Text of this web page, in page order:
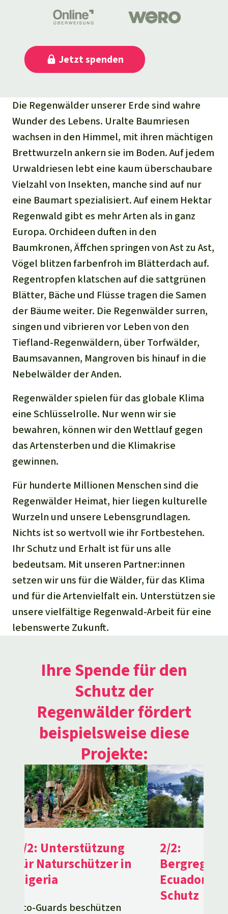
Jetztspenden
Die Regenwälder unserer Erde sind wahre
Wunder des Lebens. Uralte Baumriesen
wachsen in den Himmel, mit ihren mächtigen
Brettwurzeln ankern sie im Boden. Auf jedem
Urwaldriesen lebt eine kaum überschaubare
Vielzahl von Insekten, manche sind auf nur
eine Baumart spezialisiert. Auf einem Hektar
Regenwald gibt es mehr Arten als in ganz
Europa. Orchideen duften in den
Baumkronen, Äffchen springen von Ast zu Ast,
Vögel blitzen farbenfroh im Blätterdach auf.
Regentropfen klatschen auf die sattgrünen
Blätter, Bäche und Flüsse tragen die Samen
der Bäume weiter. Die Regenwälder surren,
singen und vibrieren vor Leben von den
Tiefland-Regenwäldern, über Torfwälder,
Baumsavannen, Mangroven bis hinauf in die
Nebelwälder der Anden.
Regenwälder spielen für das globale Klima
eine Schlüsselrolle. Nur wenn wir sie
bewahren, können wir den Wettlauf gegen
das Artensterben und die Klimakrise
gewinnen.
Für hunderte Millionen Menschen sind die
Regenwälder Heimat, hier liegen kulturelle
Wurzeln und unsere Lebensgrundlagen.
Nichts ist so wertvoll wie ihr Fortbestehen.
Ihr Schutz und Erhalt ist für uns alle
bedeutsam. Mit unseren Partner:innen
setzen wir uns für die Wälder, für das Klima
und für die Artenvielfalt ein. Unterstützen sie
unsere vielfältige Regenwald-Arbeit für eine
lebenswerte Zukunft.
Ihre Spende für den
Schutz der
Regenwälder fördert
beispielsweise diese
Projekte:
1/2: Unterstützung
für Naturschützer in
Nigeria
Eco-Guards beschützen
2/2:
Ecuador
Schutz